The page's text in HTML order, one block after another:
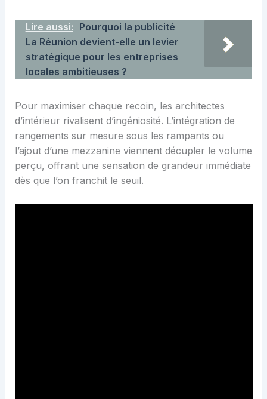
Lire aussi: Pourquoi la publicité
La Réunion devient-elle un levier
stratégique pour les entreprises
locales ambitieuses ?
Pour maximiser chaque recoin, les architectes
d’intérieur rivalisent d’ingéniosité. L’intégration de
rangements sur mesure sous les rampants ou
l’ajout d’une mezzanine viennent décupler le volume
perçu, offrant une sensation de grandeur immédiate
dès que l’on franchit le seuil.